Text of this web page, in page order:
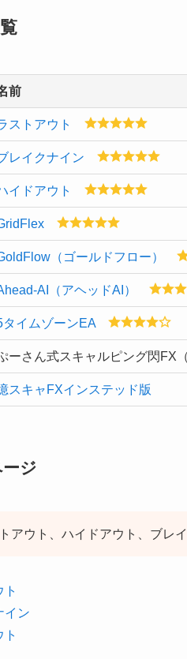
前
ストアウト
レイクナイン
イドアウト
（ゴールドフロー）
AI（アヘッドAI）
タイムゾーンEA
ーさん式スキャルピング閃FX
スキャFXインステッド版
ジ
アウト、ハイドアウト、ブレ
ト
イン